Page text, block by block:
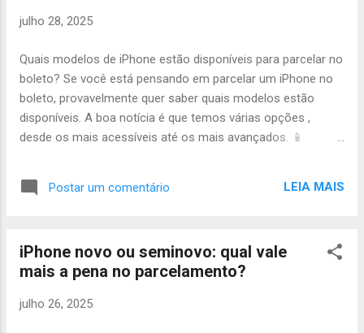
julho 28, 2025
Quais modelos de iPhone estão disponíveis para parcelar no
boleto? Se você está pensando em parcelar um iPhone no
boleto, provavelmente quer saber quais modelos estão
disponíveis. A boa notícia é que temos várias opções ,
desde os mais acessíveis até os mais avançados. 📱
conforme o estoque, mas geralmente estão disponíveis:
iPhone 11 iPhone 12 e 12 Mini iPhone 13, 13 Mini e 13 Pro
podem ser novos ou seminovos , conforme sua escolha.
Entenda mais sobre isso neste artigo: Quais modelos de
estoque é atualizado constantemente, então é possível que
Postar um comentário LEIA MAIS
iPhone novo ou seminovo: qual vale
mais a pena no parcelamento?
julho 26, 2025